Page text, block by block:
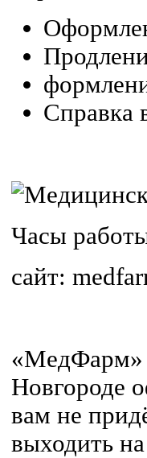
Справка
Часы
сайт:
«МедФарм»
Новгороде
вам не
выходить